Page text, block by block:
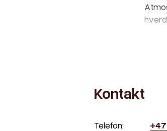
Kontakt
Telefon: